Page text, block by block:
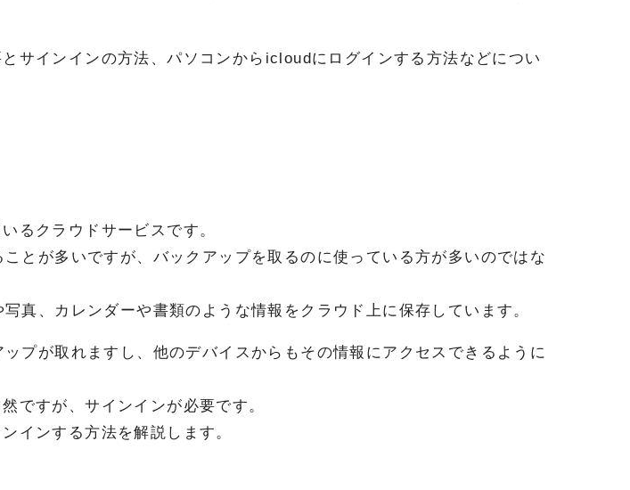
サインインの方法、パソコンからicloudにログインする方法などについ
るクラウドサービスです。
とが多いですが、バックアップを取るのに使っている方が多いのではな
真、カレンダーや書類のような情報をクラウド上に保存しています。
プが取れますし、他のデバイスからもその情報にアクセスできるように
ですが、サインインが必要です。
インする方法を解説します。